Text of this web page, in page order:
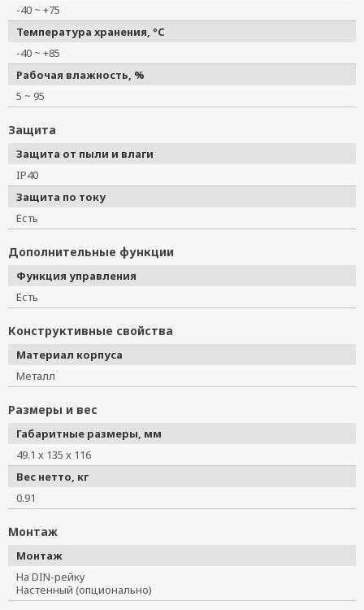
-40 ~ +75
Температура хранения, °C
-40 ~ +85
Рабочая влажность, %
5 ~ 95
Защита
Защита от пыли и влаги
IP40
Защита по току
Есть
Дополнительные функции
Функция управления
Есть
Конструктивные свойства
Материал корпуса
Металл
Размеры и вес
Габаритные размеры, мм
49.1 x 135 x 116
Вес нетто, кг
0.91
Монтаж
Монтаж
На DIN-рейку
Настенный (опционально)